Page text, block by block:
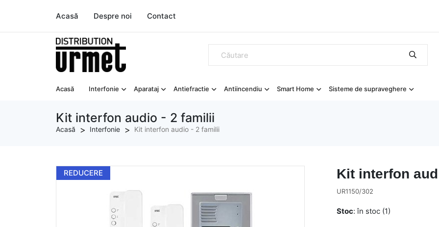
Acasă Despre noi Contact
Acasă Interfonie Aparataj Antiefractie Antiincendiu Smart Home Sisteme de supraveghere
Kit interfon audio - 2 familii
Acasă Interfonie Kit interfon audio - 2 familii
REDUCERE Kit interfon
UR1150/302
Stoc: în stoc (1)